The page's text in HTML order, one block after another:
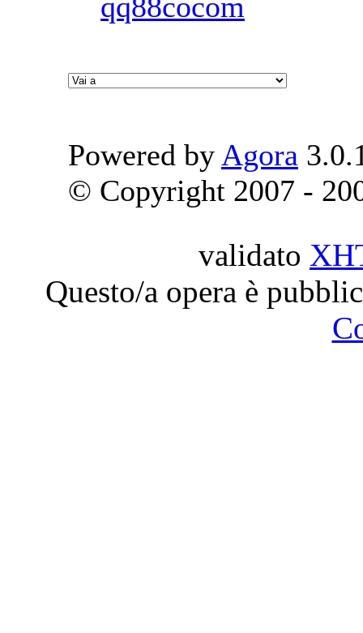
Powered by Agora
© Copyright 2007 -
validato
Questo/a opera è